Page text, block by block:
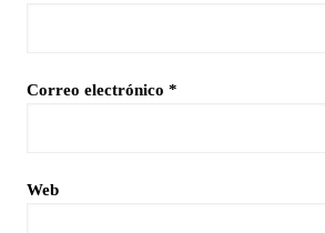
Correo electrónico *
Web